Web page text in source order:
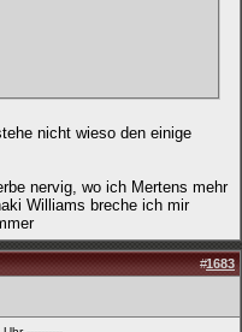
nicht wieso den einige
nervig, wo ich Mertens mehr
Williams breche ich mir
#1683